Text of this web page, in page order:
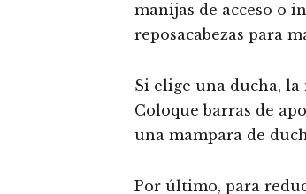
manijas de acceso o
reposacabezas para
Si elige una ducha,
Coloque barras de
una mampara de
Por último, para